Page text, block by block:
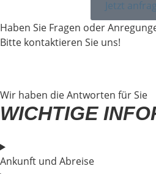
Jetzt
Haben Sie Fragen oder
Bitte kontaktieren Sie uns!
Wir haben die Antworten für Sie
WICHTIGE
Ankunft und Abreise